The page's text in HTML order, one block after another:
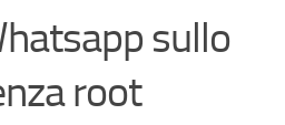
sullo
root